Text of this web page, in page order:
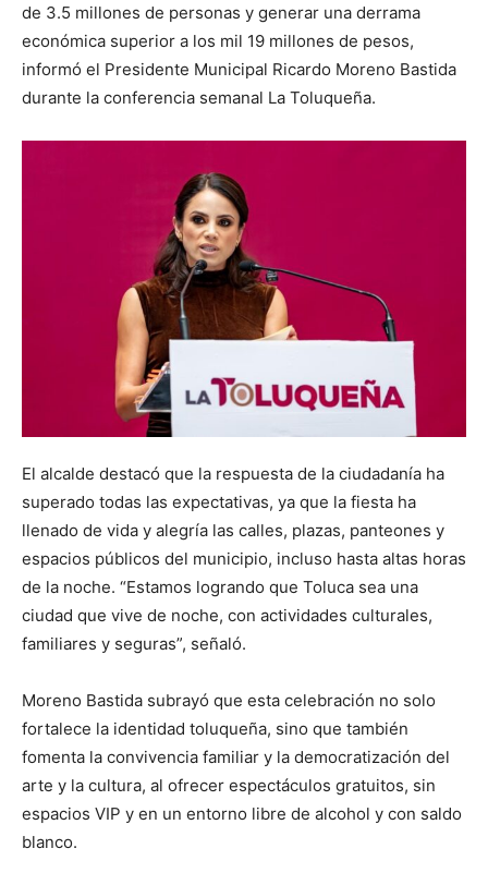
de 3.5 millones de personas y generar una derrama
económica superior a los mil 19 millones de pesos,
informó el Presidente Municipal Ricardo Moreno Bastida
durante la conferencia semanal La Toluqueña.
El alcalde destacó que la respuesta de la ciudadanía ha
superado todas las expectativas, ya que la fiesta ha
llenado de vida y alegría las calles, plazas, panteones y
espacios públicos del municipio, incluso hasta altas horas
de la noche. “Estamos logrando que Toluca sea una
ciudad que vive de noche, con actividades culturales,
familiares y seguras”, señaló.
Moreno Bastida subrayó que esta celebración no solo
fortalece la identidad toluqueña, sino que también
fomenta la convivencia familiar y la democratización del
arte y la cultura, al ofrecer espectáculos gratuitos, sin
espacios VIP y en un entorno libre de alcohol y con saldo
blanco.